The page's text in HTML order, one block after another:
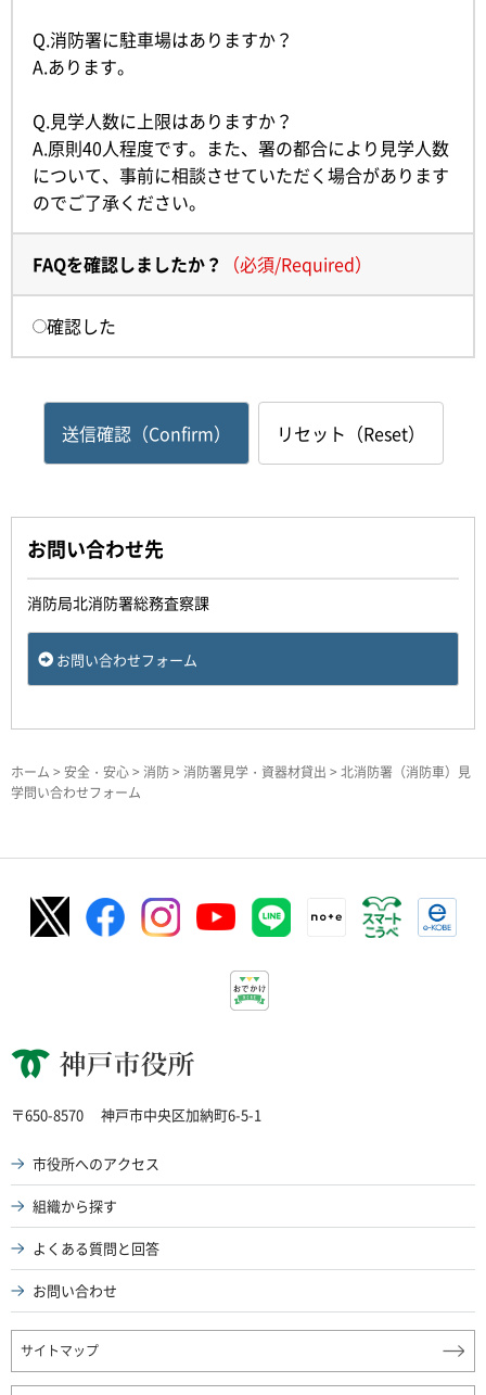
Q.消防署に駐車場はありますか？
A.あります。
Q.見学人数に上限はありますか？
A.原則40人程度です。また、署の都合により見学人数
について、事前に相談させていただく場合があります
のでご了承ください。
FAQを確認しましたか？ （必須/Required）
確認した
お問い合わせ先
消防局北消防署総務査察課
お問い合わせフォーム
ホーム > 安全・安心> 消防> 消防署見学・資器材貸出 > 北消防署（消防車）見
学問い合わせフォーム
神戸市役所
〒650-8570 神戸市中央区加納町6-5-1
市役所へのアクセス
組織から探す
よくある質問と回答
お問い合わせ
サイトマップ